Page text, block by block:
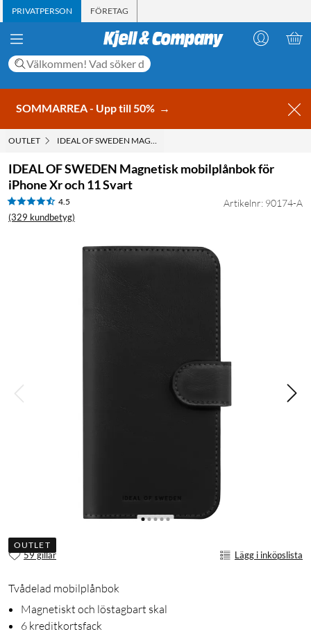
PRIVATPERSON FÖRETAG
SOMMARREA - Upp till 50% →
OUTLET IDEAL OF SWEDEN MAGNETISK MOBILPLÅNBOK FÖR IPHONE
IDEAL OF SWEDEN Magnetisk mobilplånbok för
iPhone Xr och 11 Svart
4.5
(329 kundbetyg)
Artikelnr: 90174-A
OUTLET
59 gillar Lägg i inköpslista
Tvådelad mobilplånbok
Magnetiskt och löstagbart skal
6 kreditkortsfack